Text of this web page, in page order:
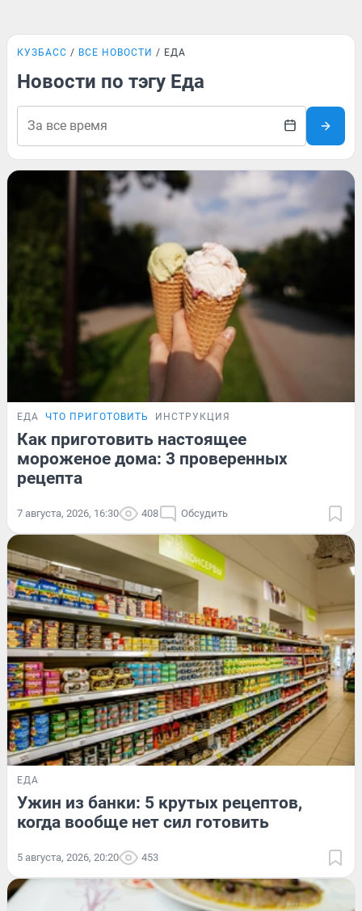
КУЗБАСС ВСЕ НОВОСТИ ЕДА
Новости по тэгу Еда
ЕДА ЧТО ПРИГОТОВИТЬ ИНСТРУКЦИЯ
Как приготовить настоящее
мороженое дома: 3 проверенных
рецепта
7 августа, 2026, 16:30 408 Обсудить
ЕДА
Ужин из банки: 5 крутых рецептов,
когда вообще нет сил готовить
5 августа, 2026, 20:20 453